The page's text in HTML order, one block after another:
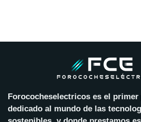
Forococheselectricos es el
dedicado al mundo de las